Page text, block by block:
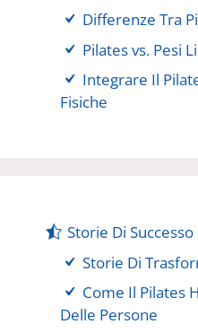
Differenze Tra
Pilates vs. Pesi
Integrare Il
Fisiche
Storie Di
Storie Di
Come Il Pilates
Delle Persone